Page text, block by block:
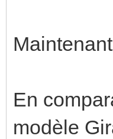
En
modèle